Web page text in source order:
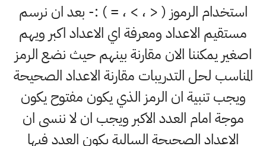
استخدام الرموز ( < ، > ، = ) :- بعد ان نرسم
مستقيم الاعداد ومعرفة اي الاعداد اكبر ويهم
اصغير يمكننا الان مقارنة بينهم حيث نضع الرمز
المناسب لحل التدريبات مقارنة الاعداد الصحيحة
ويجب تنبية ان الرمز الذي يكون مفتوح يكون
موجة امام العدد الاكبر ويجب ان لا ننسى ان
الاعداد الصحيحة السالبة يكون العدد فيها